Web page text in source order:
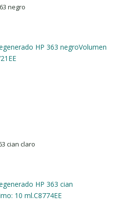
negro
HP 363 negroVolumen
cian claro
HP 363 cian
10 ml.C8774EE